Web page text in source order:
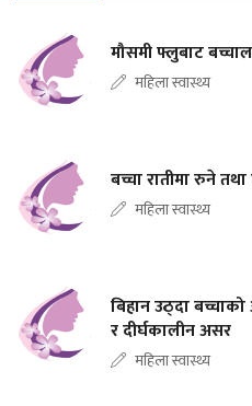
मौसमी फ्लुबाट
महिला स्वास्थ्य
बच्चा रातीमा रुने
महिला स्वास्थ्य
बिहान उठ्दा
र दीर्घकालीन असर
महिला स्वास्थ्य